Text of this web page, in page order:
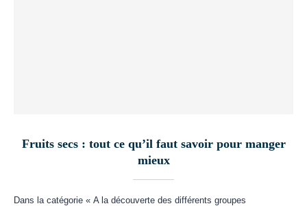
Fruits secs : tout ce qu’il faut savoir pour manger
mieux
Dans la catégorie « A la découverte des différents groupes